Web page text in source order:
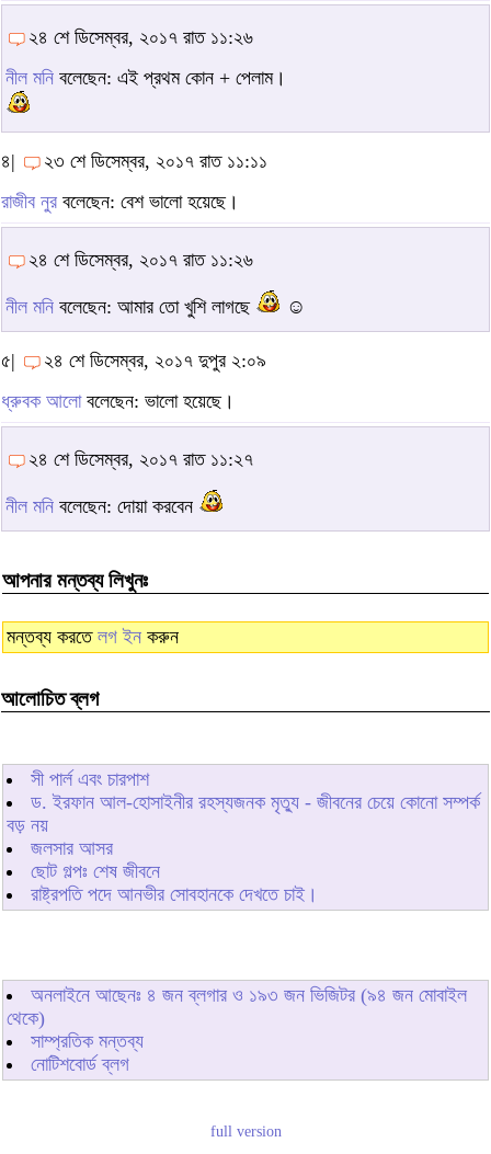
২৪ শে ডিসেম্বর, ২০১৭ রাত ১১:২৬
নীল মনি বলেছেন: এই প্রথম কোন + পেলাম।
৪|
২৩ শে ডিসেম্বর, ২০১৭ রাত ১১:১১
রাজীব নুর বলেছেন: বেশ ভালো হয়েছে।
২৪ শে ডিসেম্বর, ২০১৭ রাত ১১:২৬
নীল মনি বলেছেন: আমার তো খুশি লাগছে ☺
৫|
২৪ শে ডিসেম্বর, ২০১৭ দুপুর ২:০৯
ধ্রুবক আলোবলেছেন: ভালো হয়েছে।
২৪ শে ডিসেম্বর, ২০১৭ রাত ১১:২৭
নীল মনি বলেছেন: দোয়া করবেন
আপনার মন্তব্য লিখুনঃ
মন্তব্য করতে লগ ইন করুন
আলোচিত ব্লগ
সী পার্ল এবং চারপাশ
ড. ইরফান আল-হোসাইনীর রহস্যজনক মৃত্যু - জীবনের চেয়ে কোনো সম্পর্ক
বড় নয়
জলসার আসর
ছোট গল্পঃ শেষ জীবনে
রাষ্ট্রপতি পদে আনভীর সোবহানকে দেখতে চাই।
অনলাইনে আছেনঃ ৪ জন ব্লগার ও ১৯৩ জন ভিজিটর (৯৪ জন মোবাইল
থেকে)
সাম্প্রতিক মন্তব্য
নোটিশবোর্ড ব্লগ
full version